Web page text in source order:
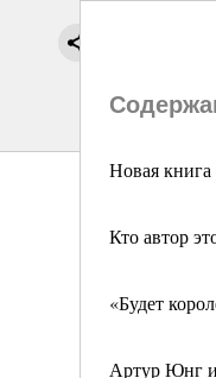
Новая
Кто автор
«Будет
Артур Юнг